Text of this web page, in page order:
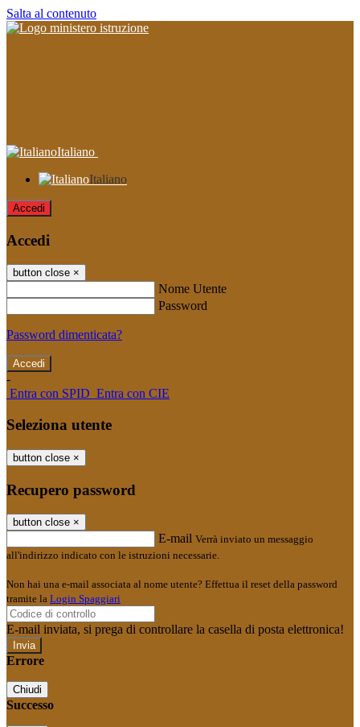
Salta al contenuto
Italiano
Italiano
Accedi
Accedi
button close ×
Nome Utente
Password
Password dimenticata?
-
Entra con SPID Entra con CIE
Seleziona utente
button close ×
Recupero password
button close ×
E-mail Verrà inviato un messaggio
all'indirizzo indicato con le istruzioni necessarie.
Non hai una e-mail associata al nome utente? Effettua il reset della password
tramite la Login Spaggiari
E-mail inviata, si prega di controllare la casella di posta elettronica!
Errore
Chiudi
Successo